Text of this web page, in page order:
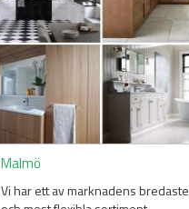
Malmö
Vi har ett av marknadens bredaste